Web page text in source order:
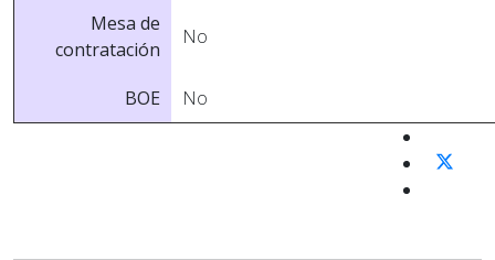
Mesa de
contratación
No
BOE No